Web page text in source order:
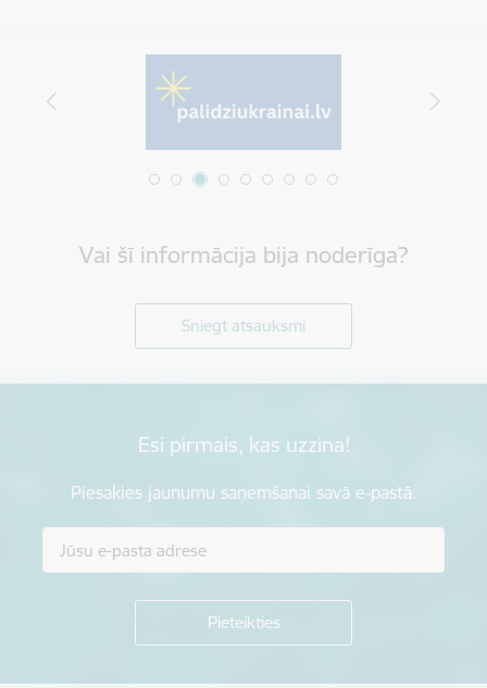
Vai šī informācija bija noderīga?
Sniegt atsauksmi
Esi pirmais, kas uzzina!
Piesakies jaunumu saņemšanai savā e-pastā.